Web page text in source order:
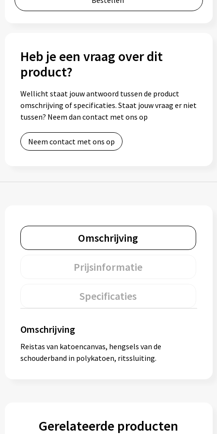
Bidons
Drinkflessen
Thermosbekers
Mokken & kopjes
Lunchboxen
Muntjes
Klassieke paraplu's
Opvouwbare paraplu's
Heb je een vraag over dit
product?
Wellicht staat jouw antwoord tussen de product
omschrijving of specificaties. Staat jouw vraag er niet
tussen? Neem dan contact met ons op
Neem contact met ons op
Omschrijving
Prijsinformatie
Specificaties
Omschrijving
Reistas van katoencanvas, hengsels van de
schouderband in polykatoen, ritssluiting.
Gerelateerde producten